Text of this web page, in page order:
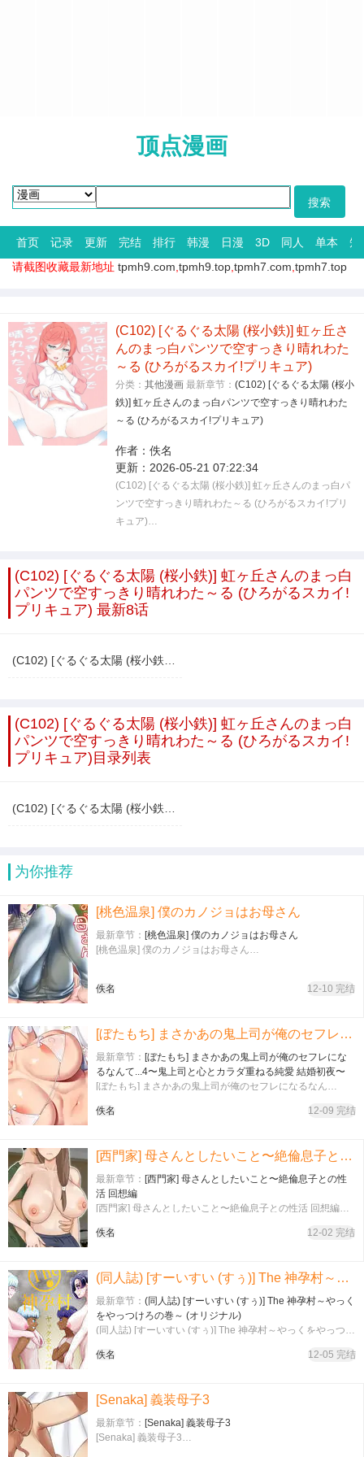
顶点漫画
首页 记录 更新 完结 排行 韩漫 日漫 3D 同人 单本
短
请截图收藏最新地址 tpmh9.com tpmh9.top tpmh7.com tpmh7.top
(C102) [ぐるぐる太陽 (桜小鉄)] 虹ヶ丘さ
んのまっ白パンツで空すっきり晴れわた
～る (ひろがるスカイ!プリキュア)
分类： 其他漫画 最新章节： (C102) [ぐるぐる太陽 (桜小
鉄)] 虹ヶ丘さんのまっ白パンツで空すっきり晴れわた
～る (ひろがるスカイ!プリキュア)
作者： 佚名
更新： 2026-05-21 07:22:34
(C102) [ぐるぐる太陽 (桜小鉄)] 虹ヶ丘さんのまっ白パ
ンツで空すっきり晴れわた～る (ひろがるスカイ!プリ
キュア)…
(C102) [ぐるぐる太陽 (桜小鉄)] 虹ヶ丘さんのまっ白
パンツで空すっきり晴れわた～る (ひろがるスカイ!
プリキュア) 最新8话
(C102) [ぐるぐる太陽 (桜小鉄)] 虹ヶ丘さんのまっ白
パンツで空すっきり晴れわた～る (ひろがるスカイ!
プリキュア)目录列表
为你推荐
[桃色温泉] 僕のカノジョはお母さん
最新章节： [桃色温泉] 僕のカノジョはお母さん
[桃色温泉] 僕のカノジョはお母さん…
佚名 12-10 完结
[ぼたもち] まさかあの鬼上司が俺のセフレになるなんて...4〜鬼上司と心とカラダ重ねる純愛 結婚初夜〜
最新章节： [ぼたもち] まさかあの鬼上司が俺のセフレにな
るなんて...4〜鬼上司と心とカラダ重ねる純愛 結婚初夜〜
[ぼたもち] まさかあの鬼上司が俺のセフレになるなん
佚名
12-09 完结
[西門家] 母さんとしたいこと〜絶倫息子との性活 回想編
最新章节： [西門家] 母さんとしたいこと〜絶倫息子との性
活 回想編
[西門家] 母さんとしたいこと〜絶倫息子との性活 回想編…
佚名 12-02 完结
(同人誌) [すーいすい (すぅ)] The 神孕村～やっくをやっつけろの巻～ (オリジナル)
最新章节： (同人誌) [すーいすい (すぅ)] The 神孕村～やっく
をやっつけろの巻～ (オリジナル)
(同人誌) [すーいすい (すぅ)] The 神孕村～やっくをやっつけ
佚名
12-05 完结
[Senaka] 義装母子3
最新章节： [Senaka] 義装母子3
[Senaka] 義装母子3…